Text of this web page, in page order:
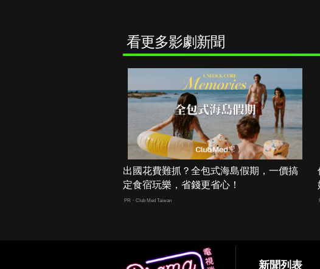
看更多影劇新聞
出國花費難抓？全包式海島假期，一價搞
定食宿玩樂，省錢更省心！
PR・Club Med Taiwan
新聞列表